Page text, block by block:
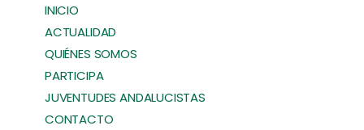
INICIO
ACTUALIDAD
QUIÉNES SOMOS
PARTICIPA
JUVENTUDES ANDALUCISTAS
CONTACTO